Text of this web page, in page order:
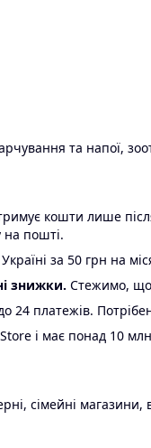
та напої,
кошти лише
на пошті.
за 50 грн на
знижки. Стежимо,
24 платежів.
і має понад 10
сімейні